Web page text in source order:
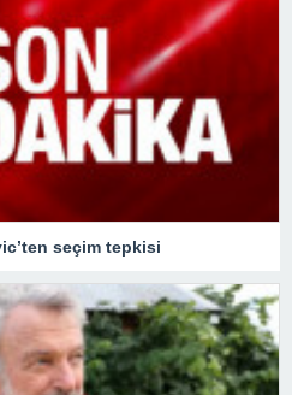
seçim tepkisi